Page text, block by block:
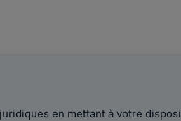
en mettant à votre